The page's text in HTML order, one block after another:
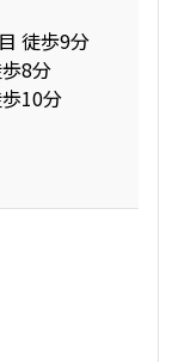
徒歩9分
8分
10分